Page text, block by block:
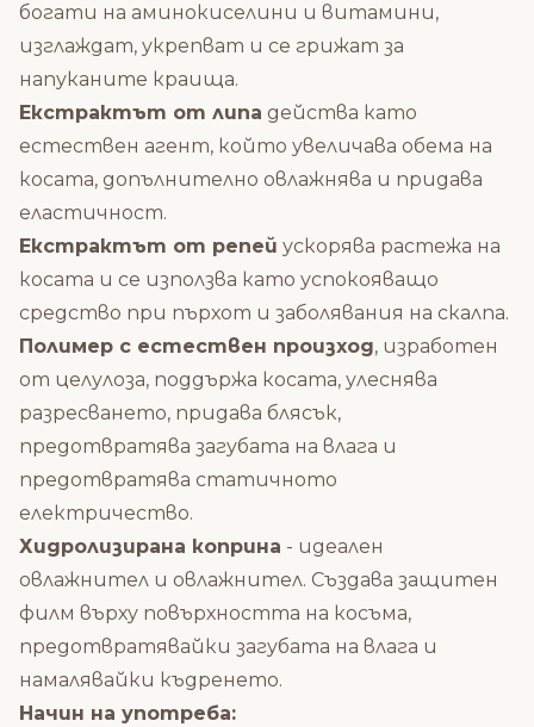
богати на аминокиселини и витамини,
изглаждат, укрепват и се грижат за
напуканите краища.
Екстрактът от липа действа като
естествен агент, който увеличава обема на
косата, допълнително овлажнява и придава
еластичност.
Екстрактът от репей ускорява растежа на
косата и се използва като успокояващо
средство при пърхот и заболявания на скалпа.
Полимер с естествен произход, изработен
от целулоза, поддържа косата, улеснява
разресването, придава блясък,
предотвратява загубата на влага и
предотвратява статичното
електричество.
Хидролизирана коприна - идеален
овлажнител и овлажнител. Създава защитен
филм върху повърхността на косъма,
предотвратявайки загубата на влага и
намалявайки къдренето.
Начин на употреба: